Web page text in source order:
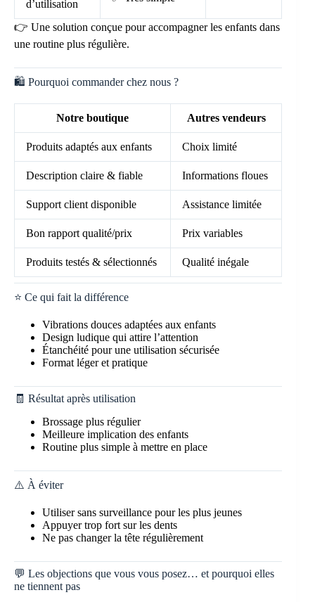
d’utilisation
👉 Une solution conçue pour accompagner les enfants dans
une routine plus régulière.
🛍️ Pourquoi commander chez nous ?
Notre boutique Autres vendeurs
Produits adaptés aux enfants Choix limité
Description claire & fiable Informations floues
Support client disponible Assistance limitée
Bon rapport qualité/prix Prix variables
Produits testés & sélectionnés Qualité inégale
⭐ Ce qui fait la différence
Vibrations douces adaptées aux enfants
Design ludique qui attire l’attention
Étanchéité pour une utilisation sécurisée
Format léger et pratique
🧾 Résultat après utilisation
Brossage plus régulier
Meilleure implication des enfants
Routine plus simple à mettre en place
⚠️ À éviter
Utiliser sans surveillance pour les plus jeunes
Appuyer trop fort sur les dents
Ne pas changer la tête régulièrement
💬 Les objections que vous vous posez… et pourquoi elles
ne tiennent pas